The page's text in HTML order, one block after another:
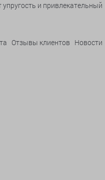
и привлекательный
Отзывы клиентов Новости